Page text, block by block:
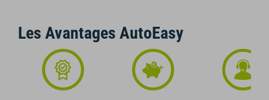
Les Avantages AutoEasy